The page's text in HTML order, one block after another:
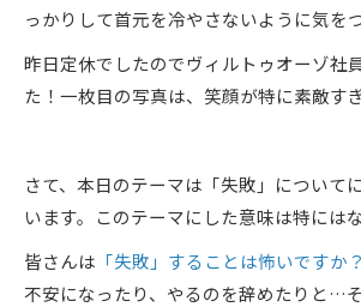
っかりして首元を冷やさないように気を
昨日定休でしたのでヴィルトゥオーゾ社
た！一枚目の写真は、笑顔が特に素敵
さて、本日のテーマは「失敗」について
います。このテーマにした意味は特にはな
皆さんは 「失敗」することは怖いですか？
不安になったり、やるのを辞めたりと…